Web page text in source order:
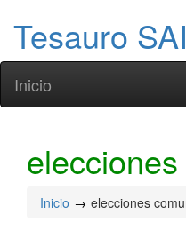
Tesauro
Inicio
Inicio elecciones